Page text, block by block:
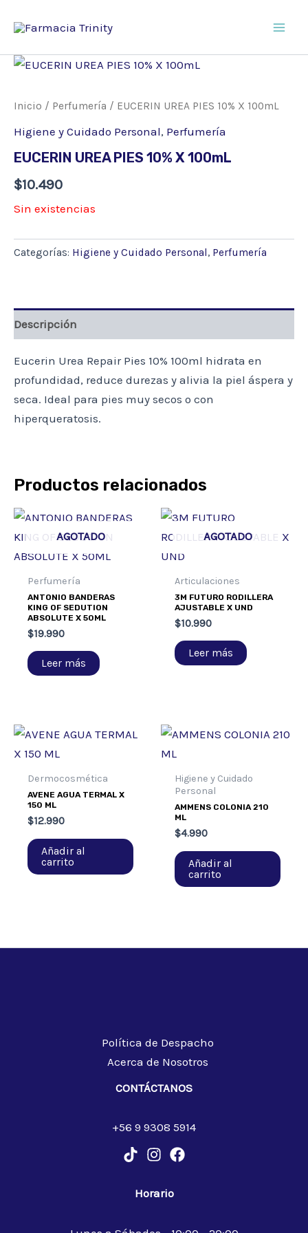
Inicio / Perfumería / EUCERIN UREA PIES 10% X 100mL
Higiene y Cuidado Personal, Perfumería
EUCERIN UREA PIES 10% X 100mL
$10.490
Sin existencias
Categorías: Higiene y Cuidado Personal, Perfumería
Descripción
Eucerin Urea Repair Pies 10% 100ml hidrata en
profundidad, reduce durezas y alivia la piel áspera y
seca. Ideal para pies muy secos o con
hiperqueratosis.
Productos relacionados
AGOTADO
Perfumería
ANTONIO BANDERAS
KING OF SEDUTION
ABSOLUTE X 50ML
$19.990
Leer más
AGOTADO
Articulaciones
3M FUTURO RODILLERA
AJUSTABLE X UND
$10.990
Leer más
Dermocosmética
AVENE AGUA TERMAL X
150 ML
$12.990
Añadir al
carrito
Higiene y Cuidado
Personal
AMMENS COLONIA 210
ML
$4.990
Añadir al
carrito
Política de Despacho
Acerca de Nosotros
CONTÁCTANOS
+56 9 9308 5914
Horario